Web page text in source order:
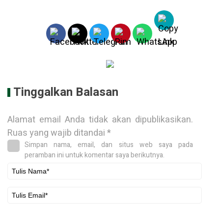
Tinggalkan Balasan
Alamat email Anda tidak akan dipublikasikan.
Ruas yang wajib ditandai*
Simpan nama, email, dan situs web saya pada
peramban ini untuk komentar saya berikutnya.